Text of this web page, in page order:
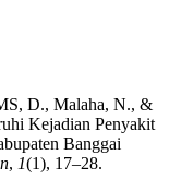
D., Malaha, N., &
Kejadian Penyakit
Banggai
, 1(1), 17–28.